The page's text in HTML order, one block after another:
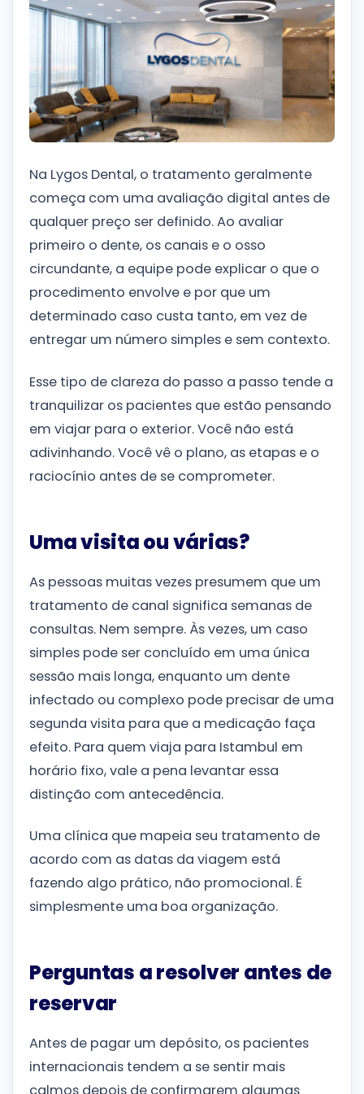
Na Lygos Dental, o tratamento geralmente
começa com uma avaliação digital antes de
qualquer preço ser definido. Ao avaliar
primeiro o dente, os canais e o osso
circundante, a equipe pode explicar o que o
procedimento envolve e por que um
determinado caso custa tanto, em vez de
entregar um número simples e sem contexto.
Esse tipo de clareza do passo a passo tende a
tranquilizar os pacientes que estão pensando
em viajar para o exterior. Você não está
adivinhando. Você vê o plano, as etapas e o
raciocínio antes de se comprometer.
Uma visita ou várias?
As pessoas muitas vezes presumem que um
tratamento de canal significa semanas de
consultas. Nem sempre. Às vezes, um caso
simples pode ser concluído em uma única
sessão mais longa, enquanto um dente
infectado ou complexo pode precisar de uma
segunda visita para que a medicação faça
efeito. Para quem viaja para Istambul em
horário fixo, vale a pena levantar essa
distinção com antecedência.
Uma clínica que mapeia seu tratamento de
acordo com as datas da viagem está
fazendo algo prático, não promocional. É
simplesmente uma boa organização.
Perguntas a resolver antes de
reservar
Antes de pagar um depósito, os pacientes
internacionais tendem a se sentir mais
calmos depois de confirmarem algumas